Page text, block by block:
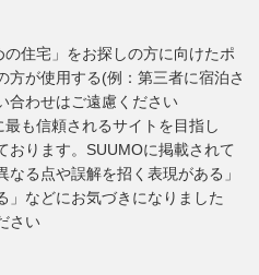
の住宅」をお探しの方に向けたポ
方が使用する(例：第三者に宿泊さ
合わせはご遠慮ください
も信頼されるサイトを目指し
おります。SUUMOに掲載されて
る点や誤解を招く表現がある」
」などにお気づきになりました
さい